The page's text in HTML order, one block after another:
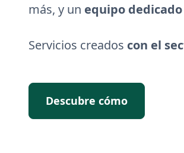
más, y un equipo
Servicios creados con el
Descubre cómo